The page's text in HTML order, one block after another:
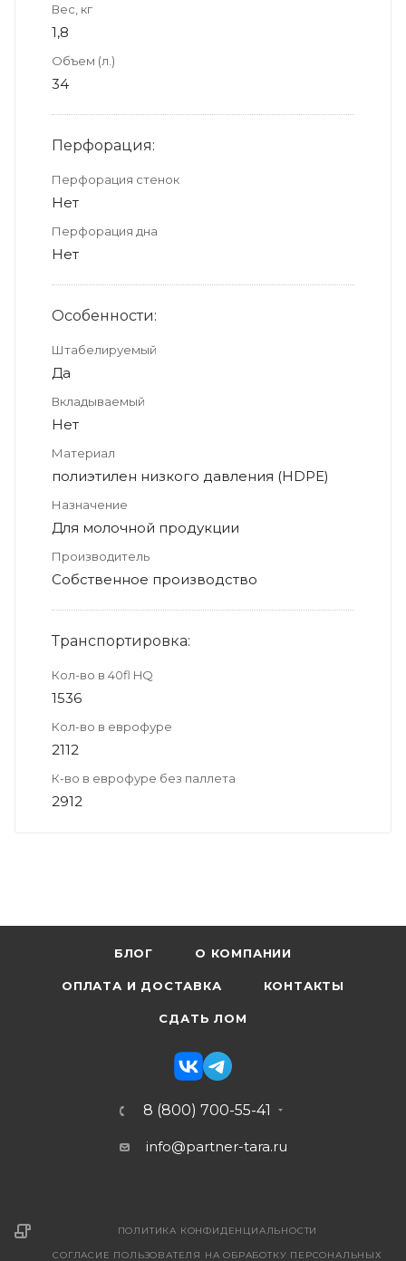
Вес, кг
1,8
Объем (л.)
34
Перфорация:
Перфорация стенок
Нет
Перфорация дна
Нет
Особенности:
Штабелируемый
Да
Вкладываемый
Нет
Материал
полиэтилен низкого давления (HDPE)
Назначение
Для молочной продукции
Производитель
Собственное производство
Транспортировка:
Кол-во в 40fl HQ
1536
Кол-во в еврофуре
2112
К-во в еврофуре без паллета
2912
БЛОГ О КОМПАНИИ
ОПЛАТА И ДОСТАВКА КОНТАКТЫ
СДАТЬ ЛОМ
8 (800) 700-55-41
info@partner-tara.ru
ПОЛИТИКА КОНФИДЕНЦИАЛЬНОСТИ
СОГЛАСИЕ ПОЛЬЗОВАТЕЛЯ НА ОБРАБОТКУ ПЕРСОНАЛЬНЫХ